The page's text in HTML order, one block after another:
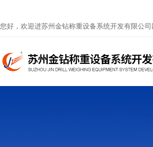
您好，欢迎进苏州金钻称重设备系统开发有限公司